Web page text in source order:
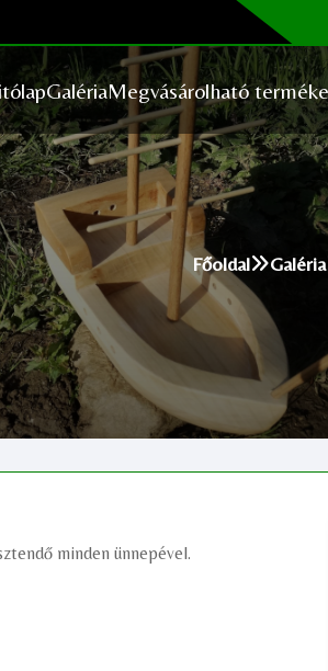
GalériaMegvásárolható
Főoldal Galéria
minden ünnepével.